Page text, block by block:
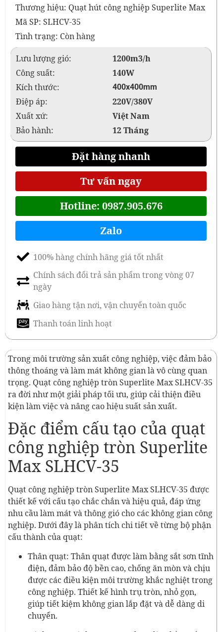
Thương hiệu: Quạt hút công nghiệp Superlite Max
Mã SP: SLHCV-35
Tình trạng: Còn hàng
Lưu lượng gió:
1200m3/h
Công suất:
140W
Kích thước:
400x400mm
Điệp áp:
220V/380V
Xuất xứ:
Việt Nam
Bảo hành:
12 Tháng
Đặt hàng nhanh
Tư vấn ngay
Hotline: 0987.905.676
Zalo
100% hàng chính hãng giá tốt nhất
Chính sách đổi trả sản phẩm trong vòng 07
ngày
Giao hàng tận nơi, vận chuyển toàn quốc
Thanh toán linh hoạt
Trong môi trường sản xuất công nghiệp, việc đảm bảo
thông thoáng và làm mát không gian là vô cùng quan
trọng. Quạt công nghiệp tròn Superlite Max SLHCV-35
ra đời như một giải pháp tối ưu, giúp cải thiện điều
kiện làm việc và nâng cao hiệu suất sản xuất.
Đặc điểm cấu tạo của quạt
công nghiệp tròn Superlite
Max SLHCV-35
Quạt công nghiệp tròn Superlite Max SLHCV-35 được
thiết kế với cấu tạo chắc chắn và hiệu quả, đáp ứng
nhu cầu làm mát và thông gió cho các không gian công
nghiệp. Dưới đây là phân tích chi tiết về từng bộ phận
cấu thành của quạt:
Thân quạt: Thân quạt được làm bằng sắt sơn tĩnh
điện, đảm bảo độ bền cao, chống ăn mòn và chịu
được các điều kiện môi trường khắc nghiệt trong
công nghiệp. Thiết kế hình trụ tròn, nhỏ gọn,
giúp tiết kiệm không gian lắp đặt và dễ dàng di
chuyển.